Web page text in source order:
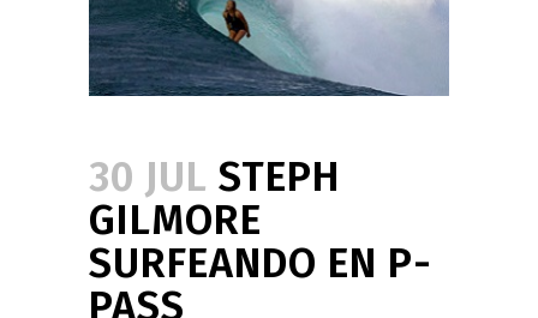
30 JUL STEPH
GILMORE
SURFEANDO EN P-
PASS